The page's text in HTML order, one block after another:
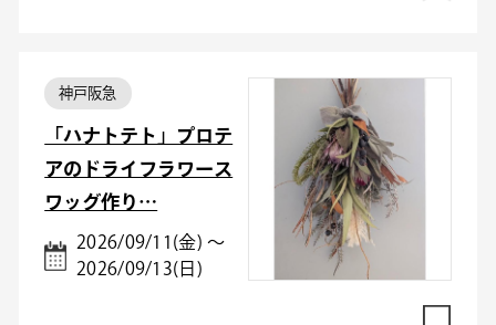
神戸阪急
「ハナトテト」プロテ
アのドライフラワース
ワッグ作り…
2026/09/11(金) ～
2026/09/13(日)